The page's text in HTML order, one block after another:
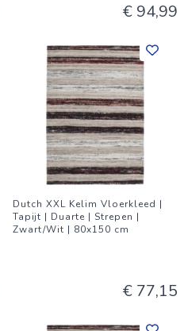
€ 94,99
Dutch XXL Kelim Vloerkleed |
Tapijt | Duarte | Strepen |
Zwart/Wit | 80x150 cm
€ 77,15